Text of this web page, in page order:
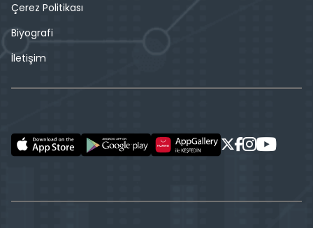
Çerez Politikası
Biyografi
İletişim